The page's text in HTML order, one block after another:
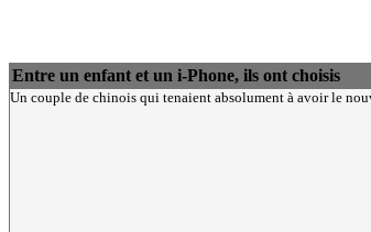
Entre un enfant et un i-Phone, ils ont choisis
Un couple de chinois qui tenaient absolument à avoir le